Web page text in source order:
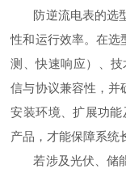
防逆流电表的选
性和运行效率。在选
测、快速响应）、
信与协议兼容性，并
安装环境、扩展功
产品，才能保障系统
若涉及光伏、储